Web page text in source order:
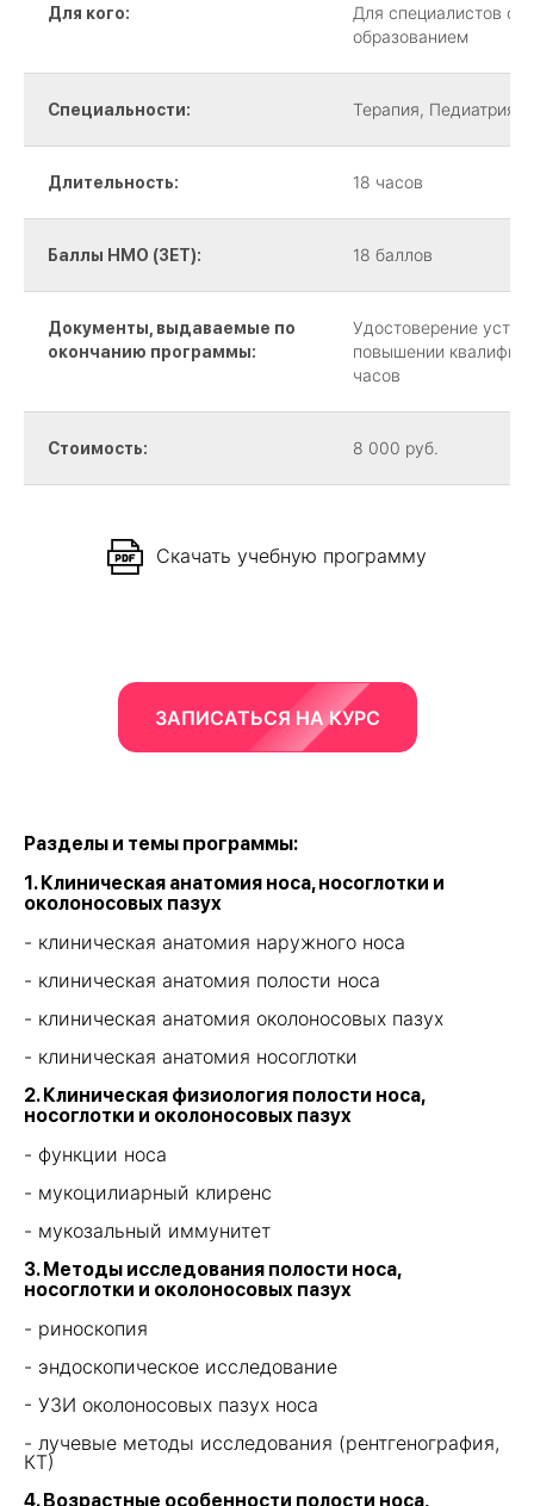
Для кого:
Для специалистов с
образованием
Специальности: Терапия, Педиатрия,
Длительность: 18 часов
Баллы НМО (ЗЕТ): 18 баллов
Документы, выдаваемые по
окончанию программы:
Удостоверение
повышении
часов
Стоимость: 8 000 руб.
Скачать учебную программу
ЗАПИСАТЬСЯ НА КУРС
Разделы и темы программы:
1. Клиническая анатомия носа, носоглотки и
околоносовых пазух
- клиническая анатомия наружного носа
- клиническая анатомия полости носа
- клиническая анатомия околоносовых пазух
- клиническая анатомия носоглотки
2. Клиническая физиология полости носа,
носоглотки и околоносовых пазух
- функции носа
- мукоцилиарный клиренс
- мукозальный иммунитет
3. Методы исследования полости носа,
носоглотки и околоносовых пазух
- риноскопия
- эндоскопическое исследование
- УЗИ околоносовых пазух носа
- лучевые методы исследования (рентгенография,
КТ)
4. Возрастные особенности полости носа,
ответим на все интересующие вас
Нужна помощь?